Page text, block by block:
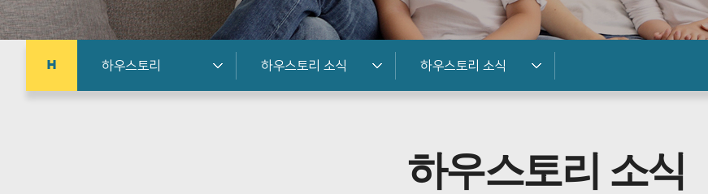
하우스토리 하우스토리 소식 하우스토리 소식
하우스토리 소식